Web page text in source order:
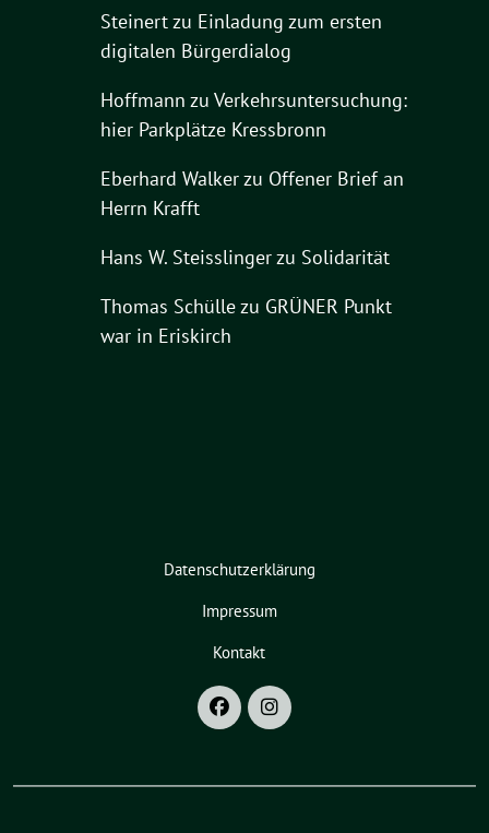
Steinertzu Einladung zum ersten
digitalen Bürgerdialog
Hoffmann zu Verkehrsuntersuchung:
hier Parkplätze Kressbronn
Eberhard Walkerzu Offener Brief an
Herrn Krafft
Hans W. Steisslingerzu Solidarität
Thomas Schüllezu GRÜNER Punkt
war in Eriskirch
Datenschutzerklärung
Impressum
Kontakt